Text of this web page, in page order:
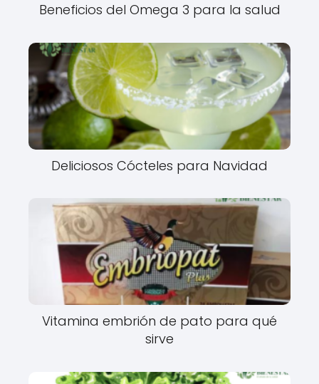
Beneficios del Omega 3 para la salud
Deliciosos Cócteles para Navidad
Vitamina embrión de pato para qué
sirve